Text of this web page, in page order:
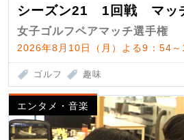
シーズン21 1回戦 マッ
女子ゴルフペアマッチ選手権
2026年8月10日（月）よる9：54
ゴルフ 趣味
エンタメ・音楽